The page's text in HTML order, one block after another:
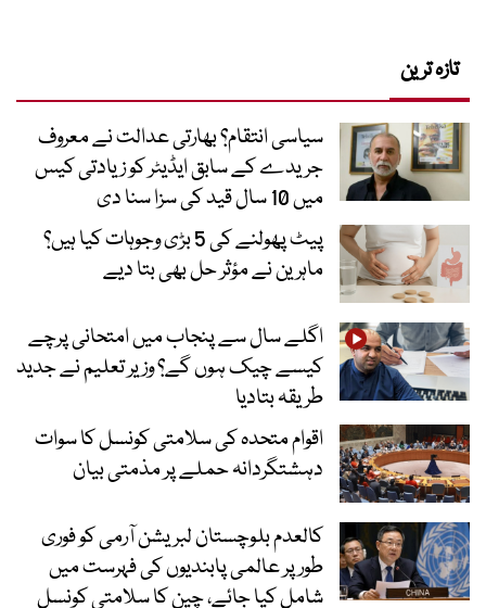
تازہ ترین
سیاسی انتقام؟ بھارتی عدالت نے معروف
جریدے کے سابق ایڈیٹر کو زیادتی کیس
میں 10 سال قید کی سزا سنا دی
پیٹ پھولنے کی 5 بڑی وجوہات کیا ہیں؟
ماہرین نے مؤثر حل بھی بتا دیے
اگلے سال سے پنجاب میں امتحانی پرچے
کیسے چیک ہوں گے؟ وزیر تعلیم نے جدید
طریقہ بتادیا
اقوام متحدہ کی سلامتی کونسل کا سوات
دہشتگردانہ حملے پر مذمتی بیان
کالعدم بلوچستان لبریشن آرمی کو فوری
طور پر عالمی پابندیوں کی فہرست میں
شامل کیا جائے، چین کا سلامتی کونسل